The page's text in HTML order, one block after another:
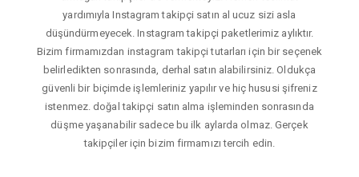
yardımıyla Instagram takipçi satın al ucuz sizi asla
düşündürmeyecek. Instagram takipçi paketlerimiz aylıktır.
Bizim firmamızdan instagram takipçi tutarları için bir seçenek
belirledikten sonrasında, derhal satın alabilirsiniz. Oldukça
güvenli bir biçimde işlemleriniz yapılır ve hiç hususi şifreniz
istenmez. doğal takipçi satın alma işleminden sonrasında
düşme yaşanabilir sadece bu ilk aylarda olmaz. Gerçek
takipçiler için bizim firmamızı tercih edin.